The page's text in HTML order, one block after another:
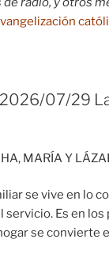
2026/07/29
MARÍA Y
se vive en lo
servicio. Es en
se convierte